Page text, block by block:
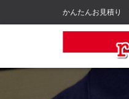
かんたんお見積り